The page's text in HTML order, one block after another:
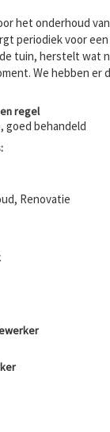
het onderhoud
periodiek voor
tuin, herstelt wat
We hebben er
regel
goed behandeld
Renovatie